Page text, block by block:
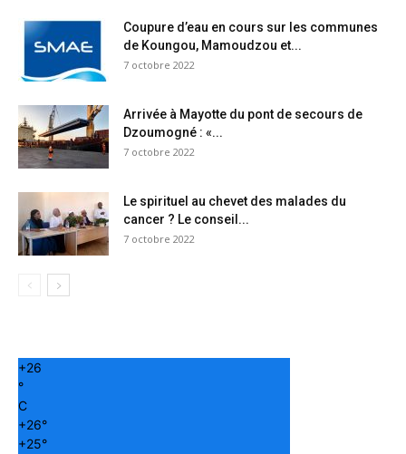
Coupure d’eau en cours sur les communes
de Koungou, Mamoudzou et...
7 octobre 2022
Arrivée à Mayotte du pont de secours de
Dzoumogné : «...
7 octobre 2022
Le spirituel au chevet des malades du
cancer ? Le conseil...
7 octobre 2022
+26
°
C
+26°
+25°